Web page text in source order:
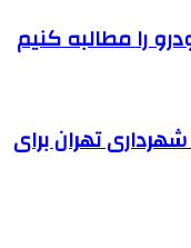
را مطالبه کنیم
شهرداری تهران برای